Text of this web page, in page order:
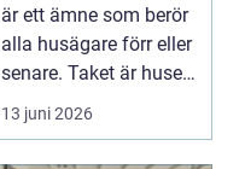
är ett ämne som berör
alla husägare förr eller
senare. Taket är husets
viktiga...
13 juni 2026